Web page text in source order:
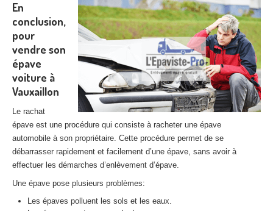
En
conclusion,
pour
vendre son
épave
voiture à
Vauxaillon
Le rachat
épave est une procédure qui consiste à racheter une épave
automobile à son propriétaire. Cette procédure permet de se
débarrasser rapidement et facilement d’une épave, sans avoir à
effectuer les démarches d’enlèvement d’épave.
Une épave pose plusieurs problèmes:
Les épaves polluent les sols et les eaux.